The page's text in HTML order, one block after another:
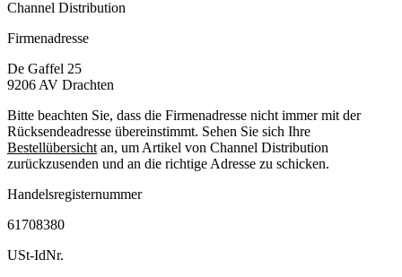
Channel Distribution
Firmenadresse
De Gaffel 25
9206 AV Drachten
Bitte beachten Sie, dass die Firmenadresse nicht immer mit der
Rücksendeadresse übereinstimmt. Sehen Sie sich Ihre
Bestellübersicht an, um Artikel von Channel Distribution
zurückzusenden und an die richtige Adresse zu schicken.
Handelsregisternummer
61708380
USt-IdNr.